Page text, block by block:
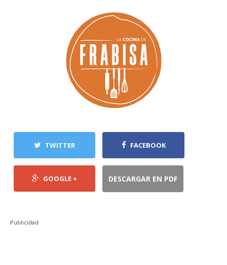
TWITTER FACEBOOK
GOOGLE + DESCARGAR EN PDF
Publicidad